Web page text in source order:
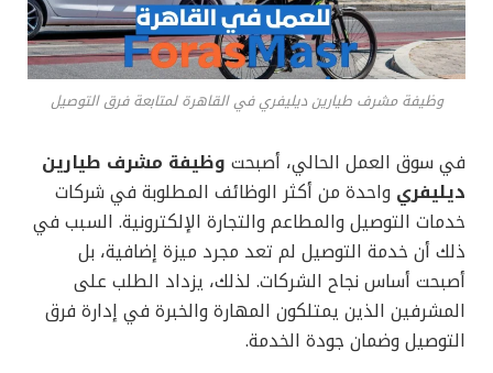
وظيفة مشرف طيارين ديليفري في القاهرة لمتابعة فرق التوصيل
في سوق العمل الحالي، أصبحت وظيفة مشرف طيارين
ديليفري واحدة من أكثر الوظائف المطلوبة في شركات
خدمات التوصيل والمطاعم والتجارة الإلكترونية. السبب في
ذلك أن خدمة التوصيل لم تعد مجرد ميزة إضافية، بل
أصبحت أساس نجاح الشركات. لذلك، يزداد الطلب على
المشرفين الذين يمتلكون المهارة والخبرة في إدارة فرق
التوصيل وضمان جودة الخدمة.